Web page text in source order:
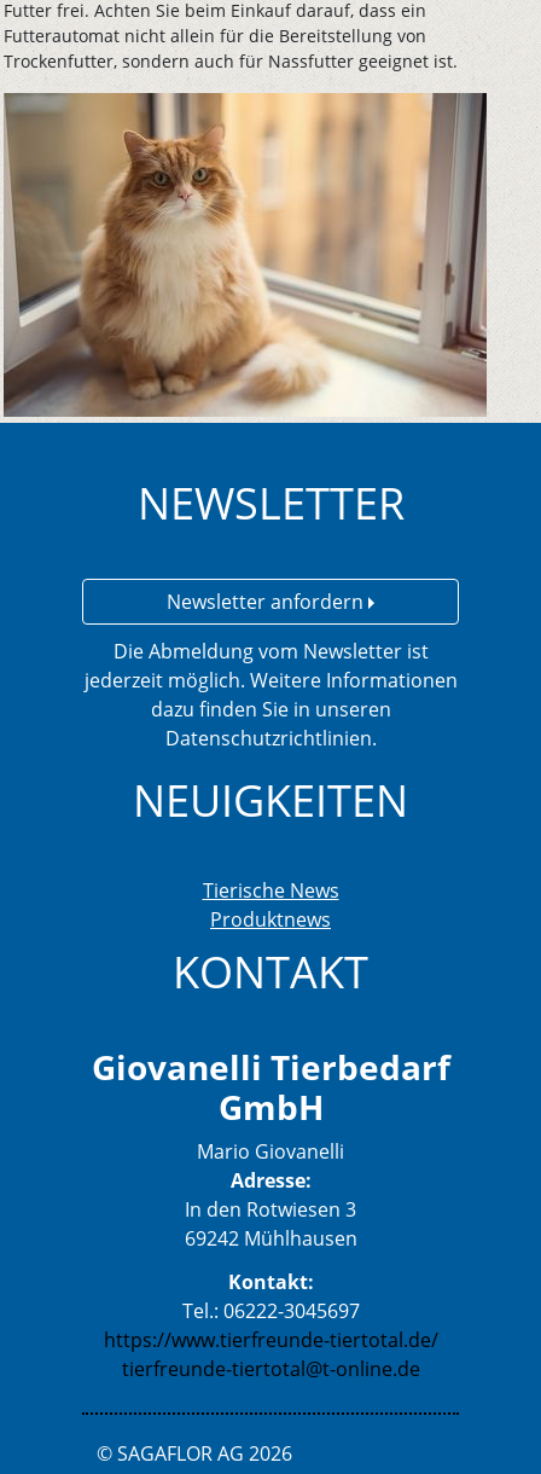
Futter frei. Achten Sie beim Einkauf darauf, dass ein
Futterautomat nicht allein für die Bereitstellung von
Trockenfutter, sondern auch für Nassfutter geeignet ist.
NEWSLETTER
Newsletter anfordern
Die Abmeldung vom Newsletter ist
jederzeit möglich. Weitere Informationen
dazu finden Sie in unseren
Datenschutzrichtlinien.
NEUIGKEITEN
Tierische News
Produktnews
KONTAKT
Giovanelli Tierbedarf
GmbH
Mario Giovanelli
Adresse:
In den Rotwiesen 3
69242 Mühlhausen
Kontakt:
Tel.: 06222-3045697
https://www.tierfreunde-tiertotal.de/
tierfreunde-tiertotal@t-online.de
© SAGAFLOR AG 2026